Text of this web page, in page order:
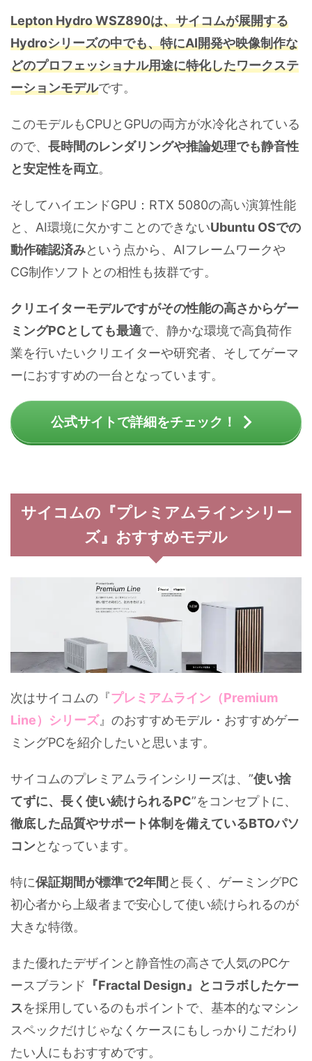
Lepton Hydro WSZ890は、サイコムが展開する
Hydroシリーズの中でも、特にAI開発や映像制作な
どのプロフェッショナル用途に特化したワークステ
ーションモデルです。
このモデルもCPUとGPUの両方が水冷化されている
ので、 長時間のレンダリングや推論処理でも静音性
と安定性を両立。
そしてハイエンドGPU：RTX 5080の高い演算性能
と、AI環境に欠かすことのできないUbuntu OSでの
動作確認済みという点から、AIフレームワークや
CG制作ソフトとの相性も抜群です。
クリエイターモデルですがその性能の高さからゲー
ミングPCとしても最適で、静かな環境で高負荷作
業を行いたいクリエイターや研究者、そしてゲーマ
ーにおすすめの一台となっています。
公式サイトで詳細をチェック！
サイコムの『プレミアムラインシリー
ズ』おすすめモデル
次はサイコムの『プレミアムライン（Premium
Line）シリーズ』のおすすめモデル・おすすめゲー
ミングPCを紹介したいと思います。
サイコムのプレミアムラインシリーズは、”使い捨
てずに、長く使い続けられるPC”をコンセプトに、
徹底した品質やサポート体制を備えているBTOパソ
コンとなっています。
特に保証期間が標準で2年間 と長く、ゲーミングPC
初心者から上級者まで安心して使い続けられるのが
大きな特徴。
また優れたデザインと静音性の高さで人気のPCケ
ースブランド 『Fractal Design』とコラボしたケー
スを採用しているのもポイントで、基本的なマシン
スペックだけじゃなくケースにもしっかりこだわり
たい人にもおすすめです。